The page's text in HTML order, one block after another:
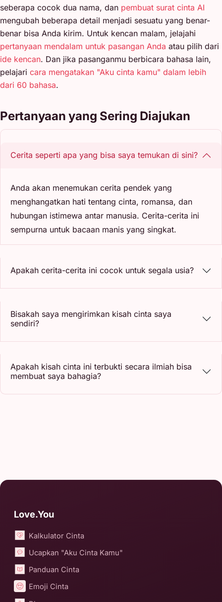
seberapa cocok dua nama, dan pembuat surat cinta AI
mengubah beberapa detail menjadi sesuatu yang benar-
benar bisa Anda kirim. Untuk kencan malam, jelajahi
pertanyaan mendalam untuk pasangan Anda atau pilih dari
ide kencan. Dan jika pasanganmu berbicara bahasa lain,
pelajari cara mengatakan "Aku cinta kamu" dalam lebih
dari 60 bahasa.
Pertanyaan yang Sering Diajukan
Cerita seperti apa yang bisa saya temukan di sini?
Anda akan menemukan cerita pendek yang
menghangatkan hati tentang cinta, romansa, dan
hubungan istimewa antar manusia. Cerita-cerita ini
sempurna untuk bacaan manis yang singkat.
Apakah cerita-cerita ini cocok untuk segala usia?
Bisakah saya mengirimkan kisah cinta saya
sendiri?
Apakah kisah cinta ini terbukti secara ilmiah bisa
membuat saya bahagia?
Love.You
Kalkulator Cinta
Ucapkan "Aku Cinta Kamu"
Panduan Cinta
Emoji Cinta